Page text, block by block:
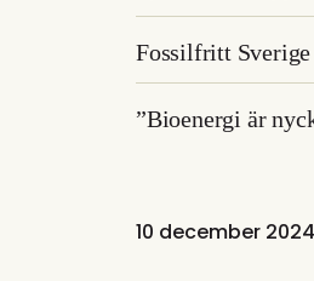
Fossilfritt
”Bioenergi är
10 december 2024